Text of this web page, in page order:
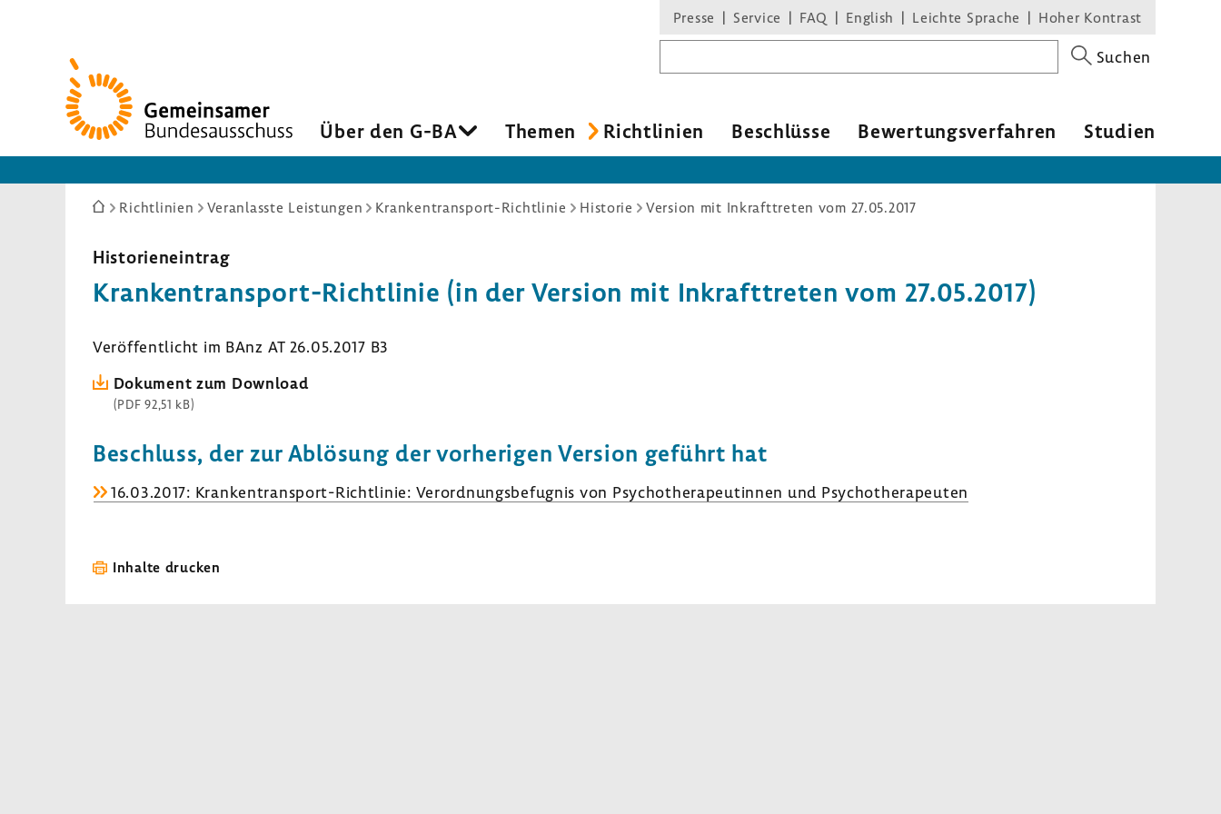
Zur
Startseite
Presse Service FAQ English Leichte Sprache Hoher Kontrast
Suchen
Über den G-BA Themen Richt­li­nien Beschlüsse Bewer­tungs­ver­fahren Studien
Sie
hier:
Richtlinien Veranlasste Leistungen Krankentransport-Richtlinie Historie Version mit Inkrafttreten vom 27.05.2017
Histo­ri­en­ein­trag
Krankentransport-​Richtlinie (in der Version mit Inkraft­treten vom 27.05.2017)
Veröf­fent­licht im BAnz AT 26.05.2017 B3
Doku­ment zum Down­load
(PDF 92,51 kB)
Beschluss, der zur Ablö­sung der vorhe­rigen Version geführt hat
16.03.2017: Krankentransport-​Richtlinie: Verord­nungs­be­fugnis von Psycho­the­ra­peu­tinnen und Psycho­the­ra­peuten
Inhalte drucken